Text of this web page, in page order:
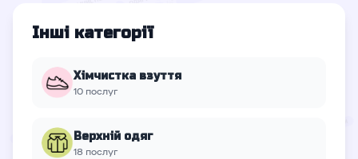
Інші категорії
Хімчистка взуття
10 послуг
Верхній oдяг
18 послуг